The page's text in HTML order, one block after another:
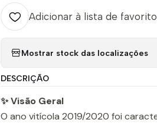
Adicionar à lista de
Mostrar stock das localizações
DESCRIÇÃO
✨ Visão Geral
O ano vitícola 2019/2020 foi